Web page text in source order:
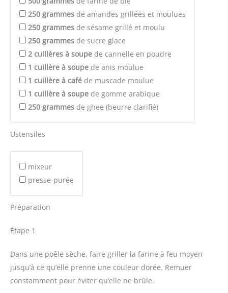
250 grammes de amandes grillées et moulues
250 grammes de sésame grillé et moulu
250 grammes de sucre glace
2 cuillères à soupe de cannelle en poudre
1 cuillère à soupe de anis moulue
1 cuillère à café de muscade moulue
1 cuillère à soupe de gomme arabique
250 grammes de ghee (beurre clarifié)
Ustensiles
mixeur
presse-purée
Préparation
Étape 1
Dans une poêle sèche, faire griller la farine à feu moyen
jusqu’à ce qu’elle prenne une couleur dorée. Remuer
constamment pour éviter qu’elle ne brûle.